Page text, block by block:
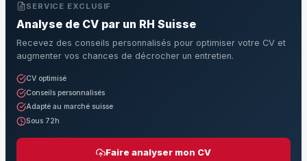
SERVICE EXCLUSIF
Analyse de CV par un RH Suisse
Recevez des conseils personnalisés pour optimiser votre CV et
augmenter vos chances de décrocher un entretien.
CV optimisé
Conseils personnalisés
Adapté au marché suisse
Sous 72h
Faire analyser mon CV